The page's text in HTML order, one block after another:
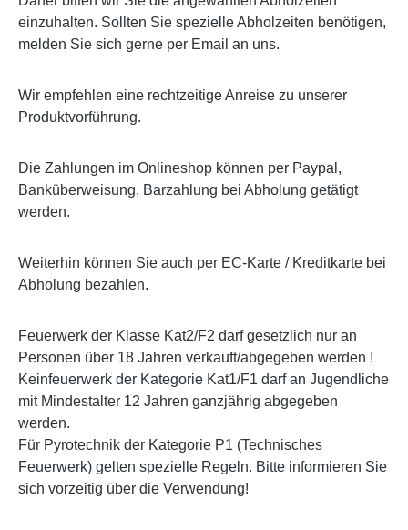
einzuhalten. Sollten Sie spezielle Abholzeiten benötigen,
melden Sie sich gerne per Email an uns.
Wir empfehlen eine rechtzeitige Anreise zu unserer
Produktvorführung.
Die Zahlungen im Onlineshop können per Paypal,
Banküberweisung, Barzahlung bei Abholung getätigt
werden.
Weiterhin können Sie auch per EC-Karte / Kreditkarte bei
Abholung bezahlen.
Feuerwerk der Klasse Kat2/F2 darf gesetzlich nur an
Personen über 18 Jahren verkauft/abgegeben werden !
Keinfeuerwerk der Kategorie Kat1/F1 darf an Jugendliche
mit Mindestalter 12 Jahren ganzjährig abgegeben
werden.
Für Pyrotechnik der Kategorie P1 (Technisches
Feuerwerk) gelten spezielle Regeln. Bitte informieren Sie
sich vorzeitig über die Verwendung!